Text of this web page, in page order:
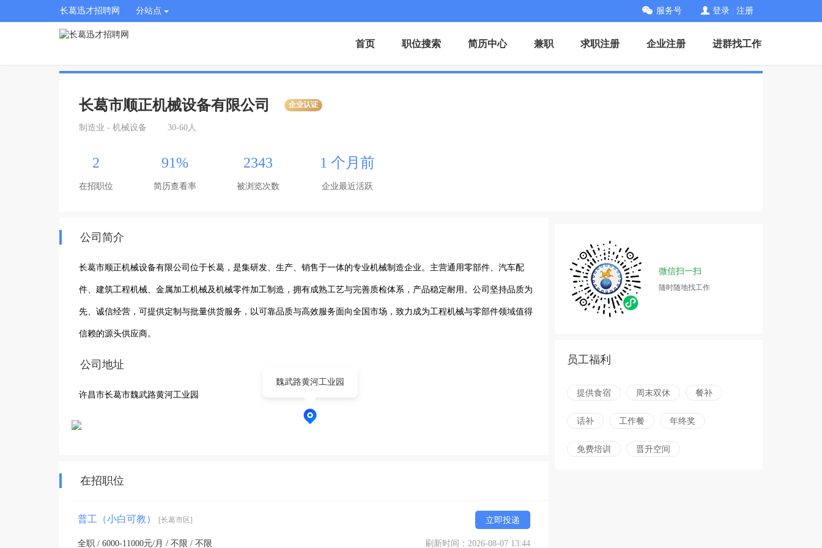
长葛迅才招聘网 分站点 服务号 登录 注册
首页 职位搜索 简历中心 兼职 求职注册 企业注册 进群找工作
长葛市顺正机械设备有限公司 企业认证
制造业 - 机械设备 30-60人
2
在招职位
91%
简历查看率
2343
被浏览次数
1 个月前
企业最近活跃
公司简介
长葛市顺正机械设备有限公司位于长葛，是集研发、生产、销售于一体的专业机械制造企业。主营通用零部件、汽车配
件、建筑工程机械、金属加工机械及机械零件加工制造，拥有成熟工艺与完善质检体系，产品稳定耐用。公司坚持品质为
先、诚信经营，可提供定制与批量供货服务，以可靠品质与高效服务面向全国市场，致力成为工程机械与零部件领域值得
信赖的源头供应商。
公司地址
许昌市长葛市魏武路黄河工业园
魏武路黄河工业园
在招职位
普工（小白可教） [长葛市区] 立即投递
全职 / 6000-11000元/月 / 不限 / 不限 刷新时间：2026-08-07 13:44
微信扫一扫
随时随地找工作
员工福利
提供食宿 周末双休 餐补
话补 工作餐 年终奖
免费培训 晋升空间